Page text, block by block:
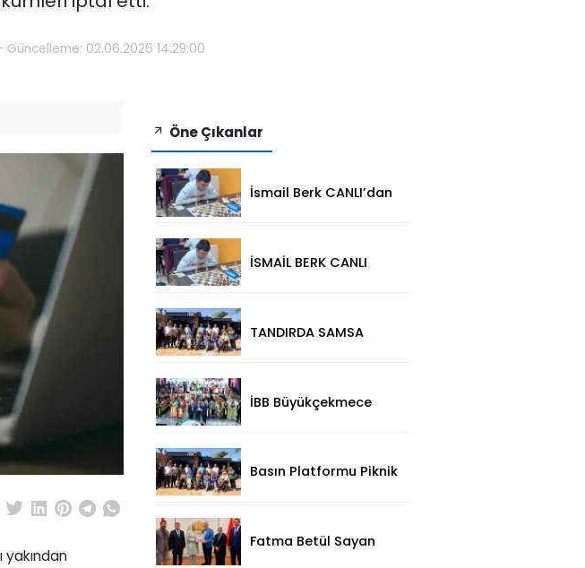
Güncelleme: 02.06.2026 14:29:00
yakından
Öne Çıkanlar
İsmail Berk CANLI’dan
Başarı: 2312
Turnuvaya Damga
Vurdu
İSMAİL BERK CANLI
SATRANÇTA
TANDIRDA SAMSA
KÜÇÜKÇEKMECE
İBB Büyükçekmece
Açılış!
Basın Platformu Piknik
Land'de Toplandı!
Fatma Betül Sayan